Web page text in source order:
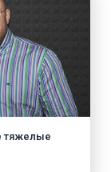
тяжелые